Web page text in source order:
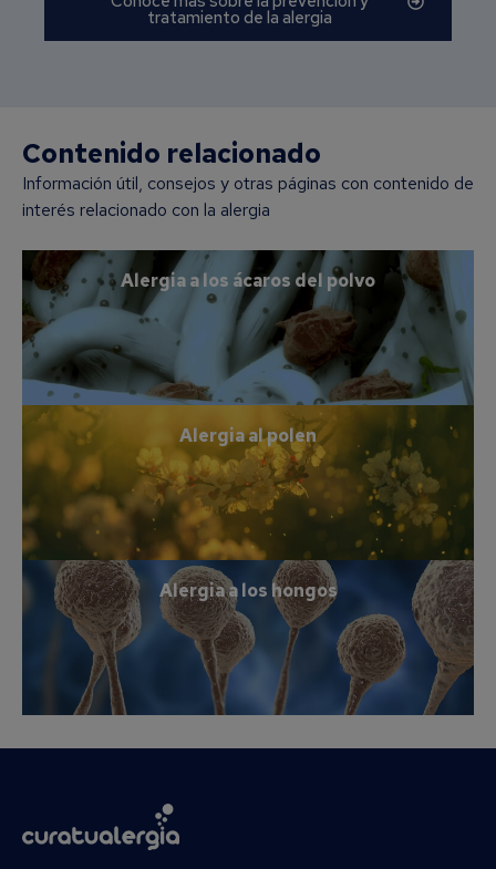
tratamiento de la alergia
Contenido relacionado
Información útil, consejos y otras páginas con contenido de
interés relacionado con la alergia
Alergia a los ácaros del polvo
Alergia al polen
Alergia a los hongos